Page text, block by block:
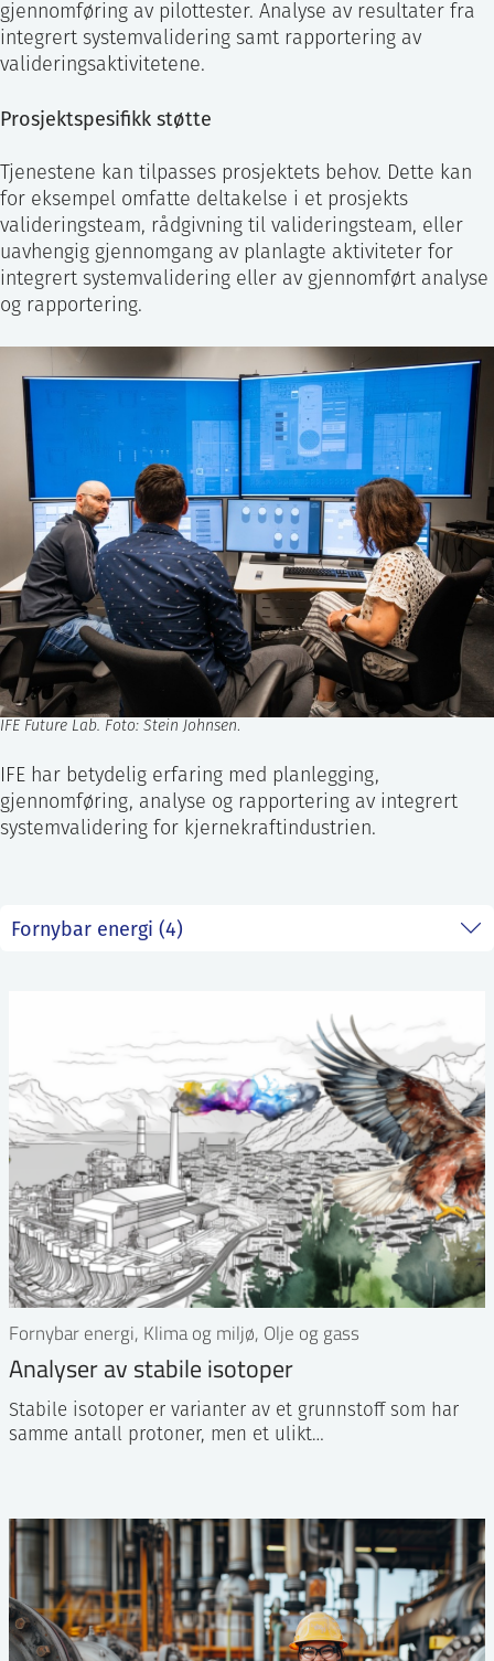
gjennomføring av pilottester. Analyse av resultater fra
integrert systemvalidering samt rapportering av
valideringsaktivitetene.
Prosjektspesifikk støtte
Tjenestene kan tilpasses prosjektets behov. Dette kan
for eksempel omfatte deltakelse i et prosjekts
valideringsteam, rådgivning til valideringsteam, eller
uavhengig gjennomgang av planlagte aktiviteter for
integrert systemvalidering eller av gjennomført analyse
og rapportering.
IFE Future Lab. Foto: Stein Johnsen.
IFE har betydelig erfaring med planlegging,
gjennomføring, analyse og rapportering av integrert
systemvalidering for kjernekraftindustrien.
Fornybar energi, Klima og miljø, Olje og gass
Analyser av stabile isotoper
Stabile isotoper er varianter av et grunnstoff som har
samme antall protoner, men et ulikt…